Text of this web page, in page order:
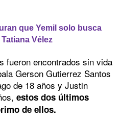
que Yemil solo busca
Vélez
fueron encontrados sin vida
Gerson Gutierrez Santos
de 18 años y Justin
estos dos últimos
de ellos.